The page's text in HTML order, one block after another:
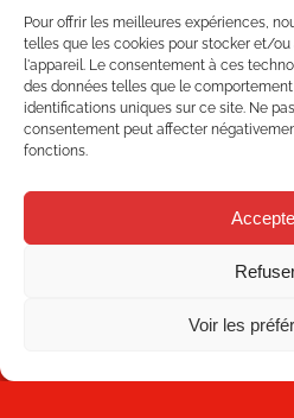
Pour offrir les meilleures expériences,
telles que les cookies pour stocker et/
l'appareil. Le consentement à ces
des données telles que le
identifications uniques sur ce site. Ne
consentement peut affecter
fonctions.
Voir les
C/ Joan Monpeó, 31 -37
08223 Terrassa
Barcelone Espagne
+34 93 736 35 00
mecesa@mecesa.com